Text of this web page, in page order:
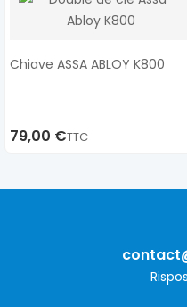
Chiave ASSA ABLOY K800
79,00 €TTC